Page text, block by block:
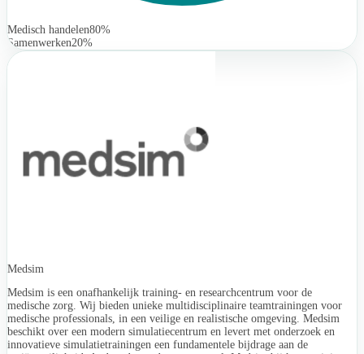
Medisch handelen80%
Samenwerken20%
Medsim
Medsim is een onafhankelijk training- en researchcentrum voor de
medische zorg. Wij bieden unieke multidisciplinaire teamtrainingen voor
medische professionals, in een veilige en realistische omgeving. Medsim
beschikt over een modern simulatiecentrum en levert met onderzoek en
innovatieve simulatietrainingen een fundamentele bijdrage aan de